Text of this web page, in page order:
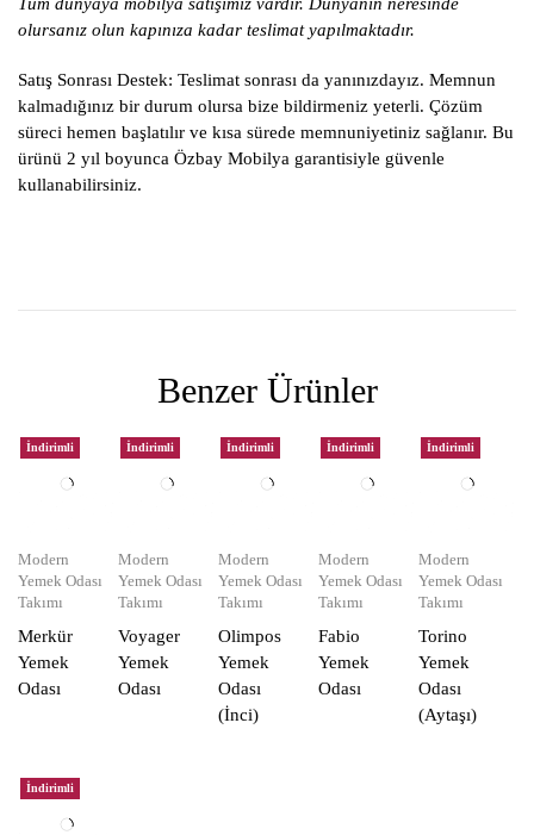
Tüm dünyaya mobilya satışımız vardır. Dünyanın neresinde
olursanız olun kapınıza kadar teslimat yapılmaktadır.
Satış Sonrası Destek: Teslimat sonrası da yanınızdayız. Memnun
kalmadığınız bir durum olursa bize bildirmeniz yeterli. Çözüm
süreci hemen başlatılır ve kısa sürede memnuniyetiniz sağlanır. Bu
ürünü 2 yıl boyunca Özbay Mobilya garantisiyle güvenle
kullanabilirsiniz.
Benzer Ürünler
İndirimli
Modern
Yemek Odası
Takımı
Merkür
Yemek
Odası
İndirimli
Modern
Yemek Odası
Takımı
Voyager
Yemek
Odası
İndirimli
Modern
Yemek Odası
Takımı
Olimpos
Yemek
Odası
(İnci)
İndirimli
Modern
Yemek Odası
Takımı
Fabio
Yemek
Odası
İndirimli
Modern
Yemek Odası
Takımı
Torino
Yemek
Odası
(Aytaşı)
İndirimli